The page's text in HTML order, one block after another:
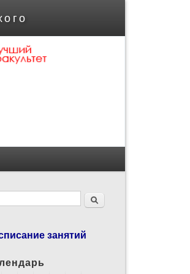
поискаПоиск
занятий